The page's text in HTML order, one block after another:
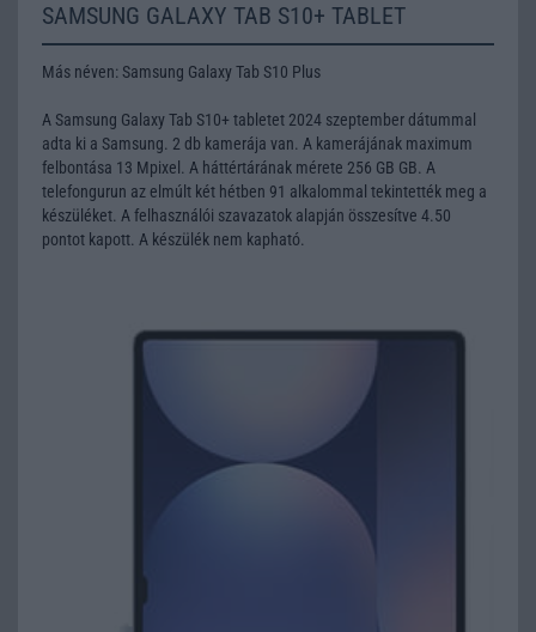
SAMSUNG GALAXY TAB S10+ TABLET
Más néven: Samsung Galaxy Tab S10 Plus
A Samsung Galaxy Tab S10+ tabletet 2024 szeptember dátummal
adta ki a Samsung. 2 db kamerája van. A kamerájának maximum
felbontása 13 Mpixel. A háttértárának mérete 256 GB GB. A
telefongurun az elmúlt két hétben 91 alkalommal tekintették meg a
készüléket. A felhasználói szavazatok alapján összesítve 4.50
pontot kapott. A készülék nem kapható.